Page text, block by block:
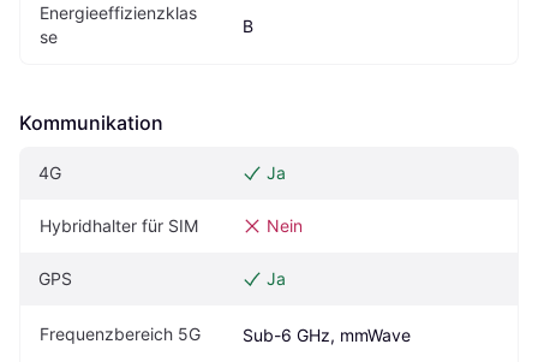
Energieeffizienzklas
se
B
Kommunikation
4G Ja
Hybridhalter für SIM Nein
GPS Ja
Frequenzbereich 5G Sub-6 GHz, mmWave